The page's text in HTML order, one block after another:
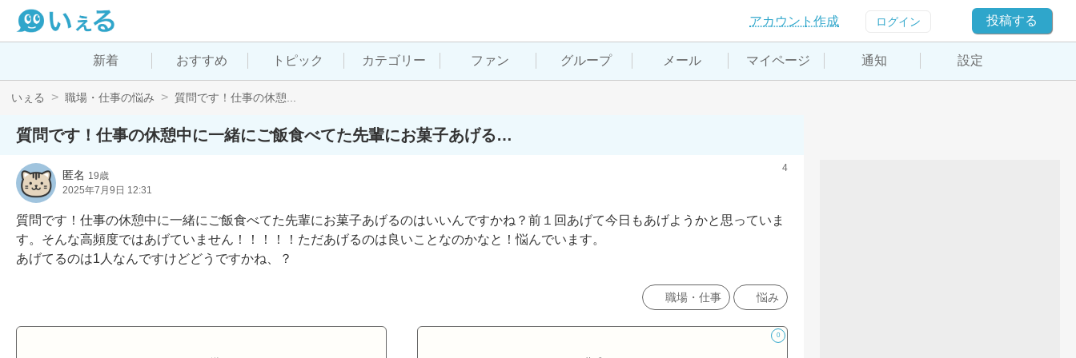
アカウント作成 ログイン 投稿する
新着 おすすめ トピック カテゴリー ファン グループ メール マイページ 通知 設定
いぇる 職場・仕事の悩み 質問です！仕事の休憩...
質問です！仕事の休憩中に一緒にご飯食べてた先輩にお菓子あげる…
匿名 19歳
2025年7月9日 12:31
4
質問です！仕事の休憩中に一緒にご飯食べてた先輩にお菓子あげるのはいいんですかね？前１回あげて今日もあげようかと思っていま
す。そんな高頻度ではあげていません！！！！！ただあげるのは良いことなのかなと！悩んでいます。
あげてるのは1人なんですけどどうですかね、？
職場・仕事 悩み
0